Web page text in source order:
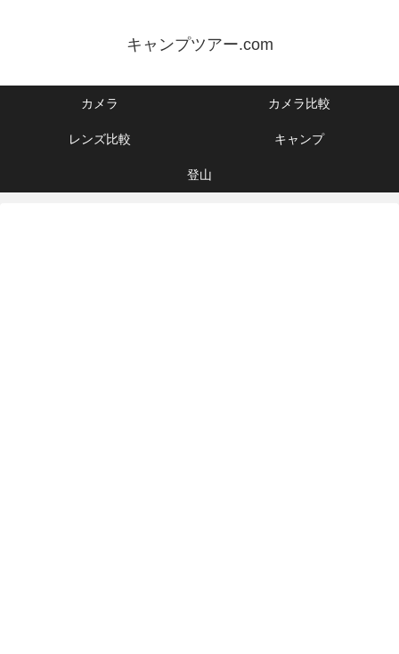
キャンプツアー.com
カメラ カメラ比較
レンズ比較 キャンプ
登山